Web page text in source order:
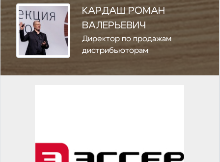
КАРДАШ РОМАН
ВАЛЕРЬЕВИЧ
Директор по продажам
дистрибьюторам